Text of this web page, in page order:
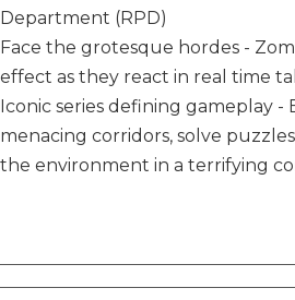
Department (RPD)
Face the grotesque hordes -
effect as they react in real time
Iconic series defining gameplay
menacing corridors, solve
the environment in a terrifying